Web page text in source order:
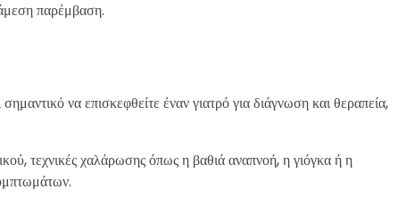
παρέμβαση.
να επισκεφθείτε έναν γιατρό για διάγνωση και θεραπεία,
τεχνικές χαλάρωσης όπως η βαθιά αναπνοή, η γιόγκα ή η